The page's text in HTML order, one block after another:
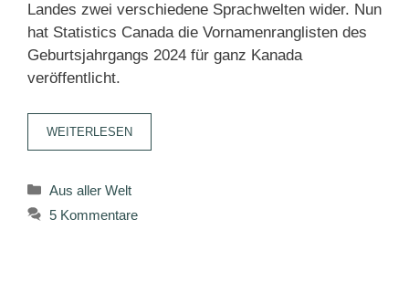
Landes zwei verschiedene Sprachwelten wider. Nun
hat Statistics Canada die Vornamenranglisten des
Geburtsjahrgangs 2024 für ganz Kanada
veröffentlicht.
WEITERLESEN
Kategorien
Aus aller Welt
5 Kommentare